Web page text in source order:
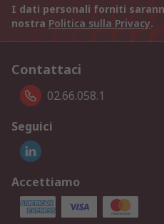
I dati personali forniti
nostra Politica sulla Privacy.
Contattaci
02.66.058.1
Seguici
Accettiamo